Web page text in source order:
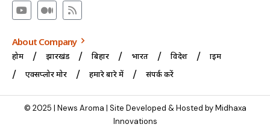
About Company
होम झारखंड बिहार भारत विदेश
क्राइम
एक्सप्लोर मोर
हमारे बारे में संपर्क करें
© 2025 | News Aroma | Site Developed & Hosted by Midhaxa
Innovations